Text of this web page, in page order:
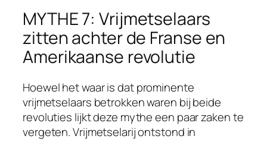
MYTHE 7: Vrijmetselaars
zitten achter de Franse en
Amerikaanse revolutie
Hoewel het waar is dat prominente
vrijmetselaars betrokken waren bij beide
revoluties lijkt deze mythe een paar zaken te
vergeten. Vrijmetselarij ontstond in